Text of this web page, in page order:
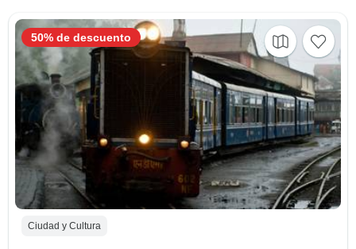
Ciudad y Cultura
50% de descuento